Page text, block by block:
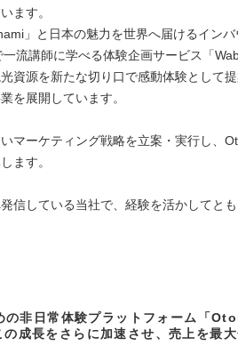
ます。
」と日本の魅力を世界へ届けるイン
流講師に学べる体験企画サービス「
資源を新たな切り口で感動体験として
を展開しています。
マーケティング戦略を立案・実行し、
ます。
信している当社で、経験を活かしてと
非日常体験プラットフォーム「
成長をさらに加速させ、売上を最